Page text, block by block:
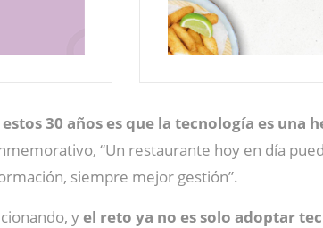
30 años es que la tecnología es
“Un restaurante hoy en día
siempre mejor gestión”.
yel reto ya no es solo adoptar